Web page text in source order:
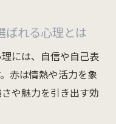
ルで運気を高める
イルのおすすめデ
ばれる心理とは
には、自信や自己表
赤は情熱や活力を象
や魅力を引き出す効